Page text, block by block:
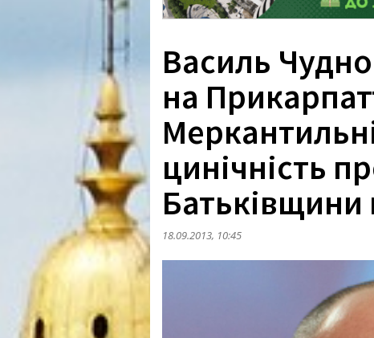
Василь
на
цинічність
18.09.2013, 10:45